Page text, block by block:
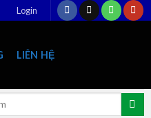
Login
LIÊN HỆ